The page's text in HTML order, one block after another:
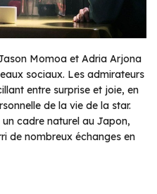
Momoa et Adria Arjona
sociaux. Les admirateurs
entre surprise et joie, en
de la vie de la star.
cadre naturel au Japon,
de nombreux échanges en